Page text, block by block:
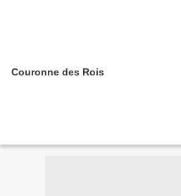
Couronne des Rois